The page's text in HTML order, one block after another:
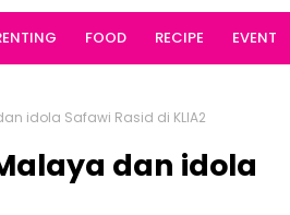
FOOD RECIPE EVENT
idola Safawi Rasid di KLIA2
dan idola